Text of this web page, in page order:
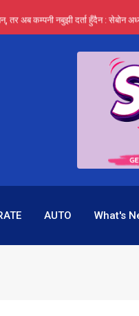
अब कम्पनी नबुझी दर्ता हुँदैन : सेबोन
मौन, पद सकिएपछि महाप्रसाद ‘योग्य’ !
‘कन्सर्न’, प्रवक्ता भन्छन्- समूह फेरेर
थिइन् रश्मी, जागिर परिवर्तनको प्रयास
AUTO What's